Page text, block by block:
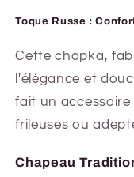
Toque Russe :
Cette chapka,
l'élégance et
fait un accessoire
frileuses ou
Chapeau